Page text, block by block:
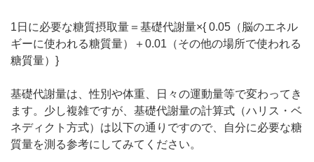
1日に必要な糖質摂取量＝基礎代謝量×{ 0.05（脳のエネル
ギーに使われる糖質量）＋0.01（その他の場所で使われる
糖質量）}
基礎代謝量は、性別や体重、日々の運動量等で変わってき
ます。少し複雑ですが、基礎代謝量の計算式（ハリス・ベ
ネディクト方式）は以下の通りですので、自分に必要な糖
質量を測る参考にしてみてください。